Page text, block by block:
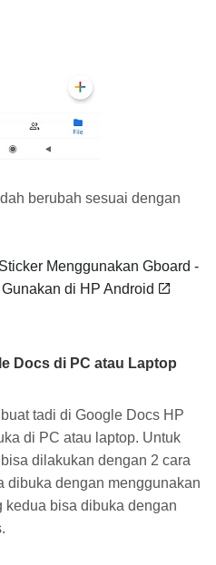
berubah sesuai dengan
Menggunakan Gboard -
di HP Android
Docs di PC atau Laptop
tadi di Google Docs HP
di PC atau laptop. Untuk
dilakukan dengan 2 cara
dibuka dengan menggunakan
kedua bisa dibuka dengan